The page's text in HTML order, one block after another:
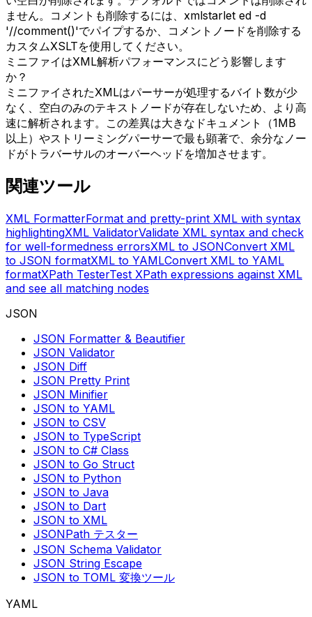
ません。コメントも削除するには、xmlstarlet ed -d
'//comment()'でパイプするか、コメントノードを削除する
カスタムXSLTを使用してください。
ミニファイはXML解析パフォーマンスにどう影響します
か？
ミニファイされたXMLはパーサーが処理するバイト数が少
なく、空白のみのテキストノードが存在しないため、より高
速に解析されます。この差異は大きなドキュメント（1MB
以上）やストリーミングパーサーで最も顕著で、余分なノー
ドがトラバーサルのオーバーヘッドを増加させます。
関連ツール
XML FormatterFormat and pretty-print XML with syntax
highlightingXML ValidatorValidate XML syntax and check
for well-formedness errorsXML to JSONConvert XML
to JSON formatXML to YAMLConvert XML to YAML
formatXPath TesterTest XPath expressions against XML
and see all matching nodes
JSON
JSON Formatter & Beautifier
JSON Validator
JSON Diff
JSON Pretty Print
JSON Minifier
JSON to YAML
JSON to CSV
JSON to TypeScript
JSON to C# Class
JSON to Go Struct
JSON to Python
JSON to Java
JSON to Dart
JSON to XML
JSONPath テスター
JSON Schema Validator
JSON String Escape
JSON to TOML 変換ツール
YAML